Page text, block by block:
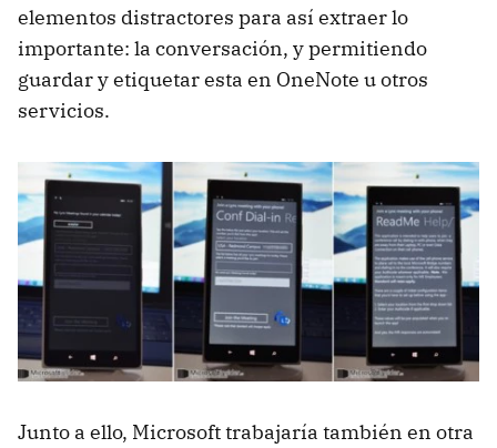
elementos distractores para así extraer lo
importante: la conversación, y permitiendo
guardar y etiquetar esta en OneNote u otros
servicios.
Junto a ello, Microsoft trabajaría también en otra